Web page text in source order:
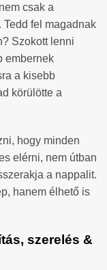
csak a
Tedd fel magadnak
Szokott lenni
embernek
a kisebb
körülötte a
hogy minden
elérni, nem útban
a nappalit.
hanem élhető is
szerelés &